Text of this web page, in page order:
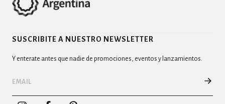
SUSCRIBITE A NUESTRO NEWSLETTER
Y enterate antes que nadie de promociones, eventos y lanzamientos.